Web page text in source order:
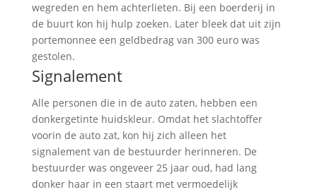
wegreden en hem achterlieten. Bij een boerderij in
de buurt kon hij hulp zoeken. Later bleek dat uit zijn
portemonnee een geldbedrag van 300 euro was
gestolen.
Signalement
Alle personen die in de auto zaten, hebben een
donkergetinte huidskleur. Omdat het slachtoffer
voorin de auto zat, kon hij zich alleen het
signalement van de bestuurder herinneren. De
bestuurder was ongeveer 25 jaar oud, had lang
donker haar in een staart met vermoedelijk